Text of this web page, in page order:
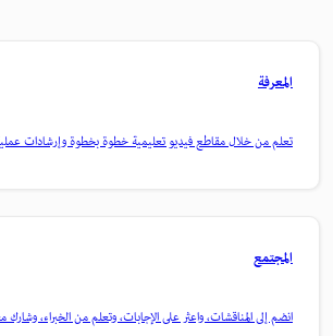
المعرفة
تعلم من خلال مقاطع فيديو تعليمية خطوة بخطوة وإرشادات
المجتمع
انضم إلى المناقشات، واعثر على الإجابات، وتعلم من الخبراء،